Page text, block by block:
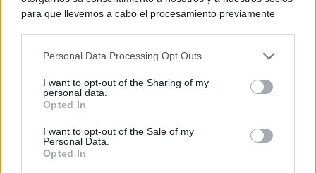
para que llevemos a cabo el procesamiento previamente
negar su consentimiento. Tenga en cuenta que algún
de su consentimiento, pero usted tiene el derecho de
rechazar tal procesamiento. Sus preferencias se aplicarán
cualquier momento entrando de nuevo en este sitio web o
visitando nuestra política de privacidad.
Personal Data Processing Opt Outs
I want to opt-out of the Sharing of my
personal data.
Opted In
I want to opt-out of the Sale of my
Personal Data.
Opted In